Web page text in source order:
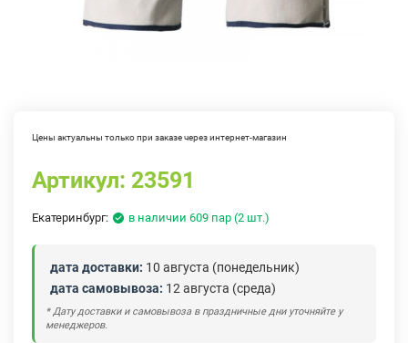
Цены актуальны только при заказе через интернет-магазин
Артикул: 23591
Екатеринбург: в наличии 609 пар (2 шт.)
дата доставки: 10 августа (понедельник)
дата самовывоза: 12 августа (среда)
* Дату доставки и самовывоза в праздничные дни уточняйте у
менеджеров.